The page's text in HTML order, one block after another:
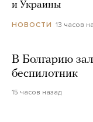
и Украины
НОВОСТИ 13 часов
В Болгарию
беспилотник
15 часов назад